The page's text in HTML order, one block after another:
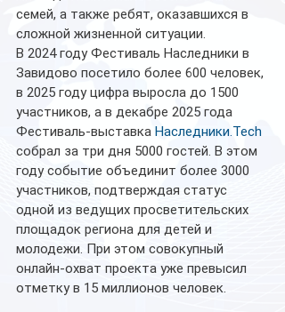
семей, а также ребят, оказавшихся в
сложной жизненной ситуации.
В 2024 году Фестиваль Наследники в
Завидово посетило более 600 человек,
в 2025 году цифра выросла до 1500
участников, а в декабре 2025 года
Фестиваль-выставка Наследники.Tech
собрал за три дня 5000 гостей. В этом
году событие объединит более 3000
участников, подтверждая статус
одной из ведущих просветительских
площадок региона для детей и
молодежи. При этом совокупный
онлайн-охват проекта уже превысил
отметку в 15 миллионов человек.